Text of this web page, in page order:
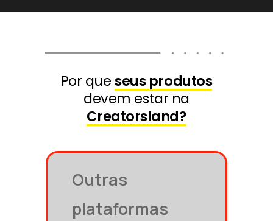
Por queseus produtos
devem estar na
Creatorsland?
Outras
plataformas